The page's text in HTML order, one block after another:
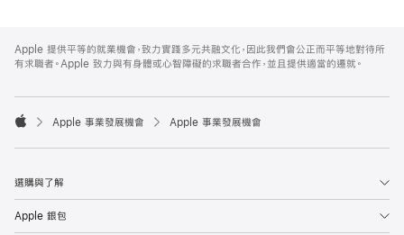
Footer
Apple 提供平等的就業機會，致力實踐多元共融文化，因此我們會公正而平等地對待所
有求職者。Apple 致力與有身體或心智障礙的求職者合作，並且提供適當的遷就。

Apple 事業發展機會 Apple 事業發展機會
選購與了解
Apple 銀包